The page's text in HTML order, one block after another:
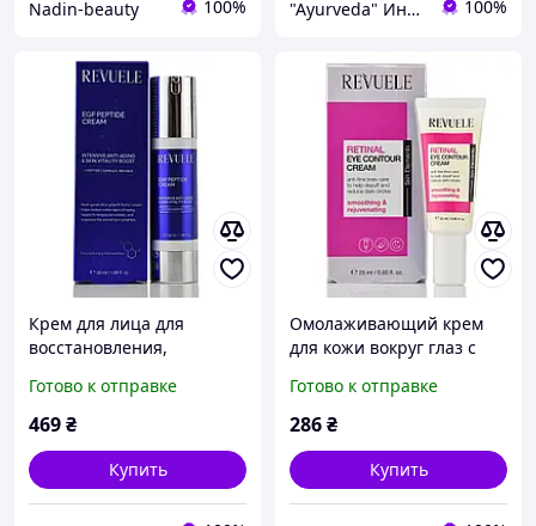
Nadin-beauty 100% "Ayurveda" Интернет магазин аюрведических товаров из Индии 100%
Крем для лица для
восстановления,
Revuele EGF Peptide
Cream 50 мл
Готово к отправке
469₴
Купить
Омолаживающий крем
для кожи вокруг глаз с
Retinal OverNight Fluid,
30ml
Готово к отправке
286₴
Купить